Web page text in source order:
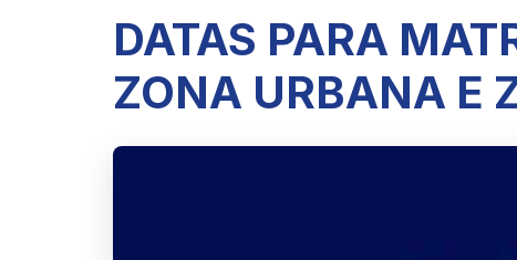
DATAS PARA
ZONA URBANA E